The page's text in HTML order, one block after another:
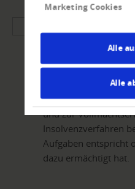
Marketing Cookies
Alle
Alle
die Beauftragung
und zur Vertretung
geben damit auch
Unternehmen zur
und zur
Insolvenzverfahren
Aufgaben entspricht
dazu ermächtigt hat.